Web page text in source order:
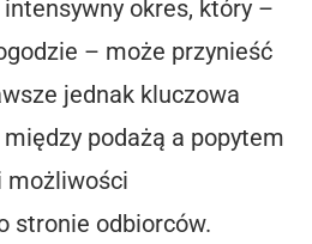
okres, który –
– może przynieść
jednak kluczowa
podażą a popytem
możliwości
stronie odbiorców.